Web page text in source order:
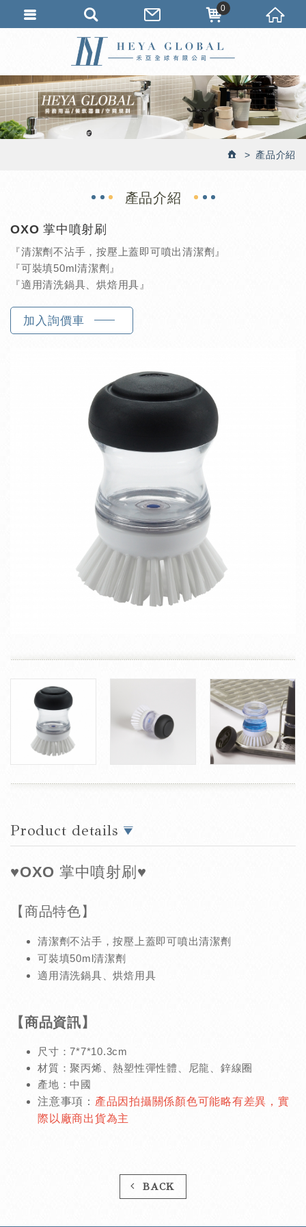
產品介紹
產品介紹
OXO 掌中噴射刷
『清潔劑不沾手，按壓上蓋即可噴出清潔劑』
『可裝填50ml清潔劑』
『適用清洗鍋具、烘焙用具』
加入詢價車
Product details
♥OXO 掌中噴射刷♥
【商品特色】
清潔劑不沾手，按壓上蓋即可噴出清潔劑
可裝填50ml清潔劑
適用清洗鍋具、烘焙用具
【商品資訊】
尺寸：7*7*10.3cm
材質：聚丙烯、熱塑性彈性體、尼龍、鋅線圈
產地：中國
注意事項： 產品因拍攝關係顏色可能略有差異，實
際以廠商出貨為主
BACK
0